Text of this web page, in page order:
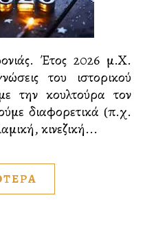
του ιστορικού
την κουλτούρα τον
διαφορετικά (π.χ.
κινεζική...